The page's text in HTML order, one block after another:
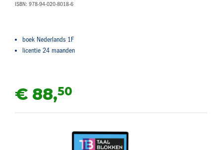
ISBN: 978-94-020-8018-6
boek Nederlands 1F
licentie 24 maanden
€ 88,50